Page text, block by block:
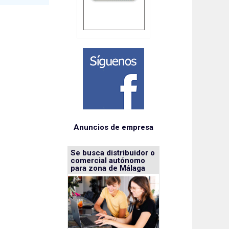
Anuncios de empresa
Se busca distribuidor o
comercial autónomo
para zona de Málaga